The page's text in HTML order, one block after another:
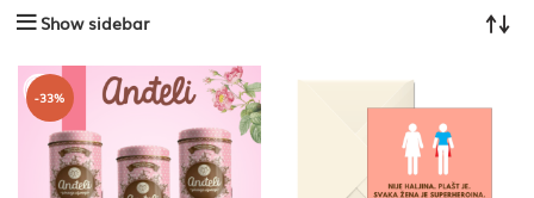
Show sidebar
-33%